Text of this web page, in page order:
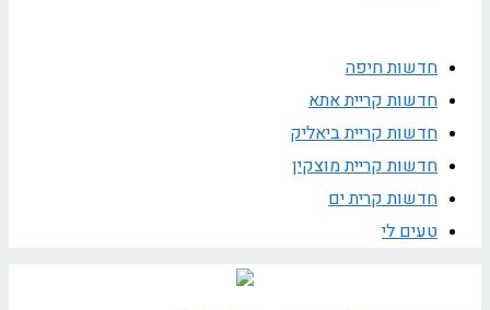
חדשות חיפה
חדשות קריית אתא
חדשות קריית ביאליק
חדשות קריית מוצקין
חדשות קרית ים
טעים לי